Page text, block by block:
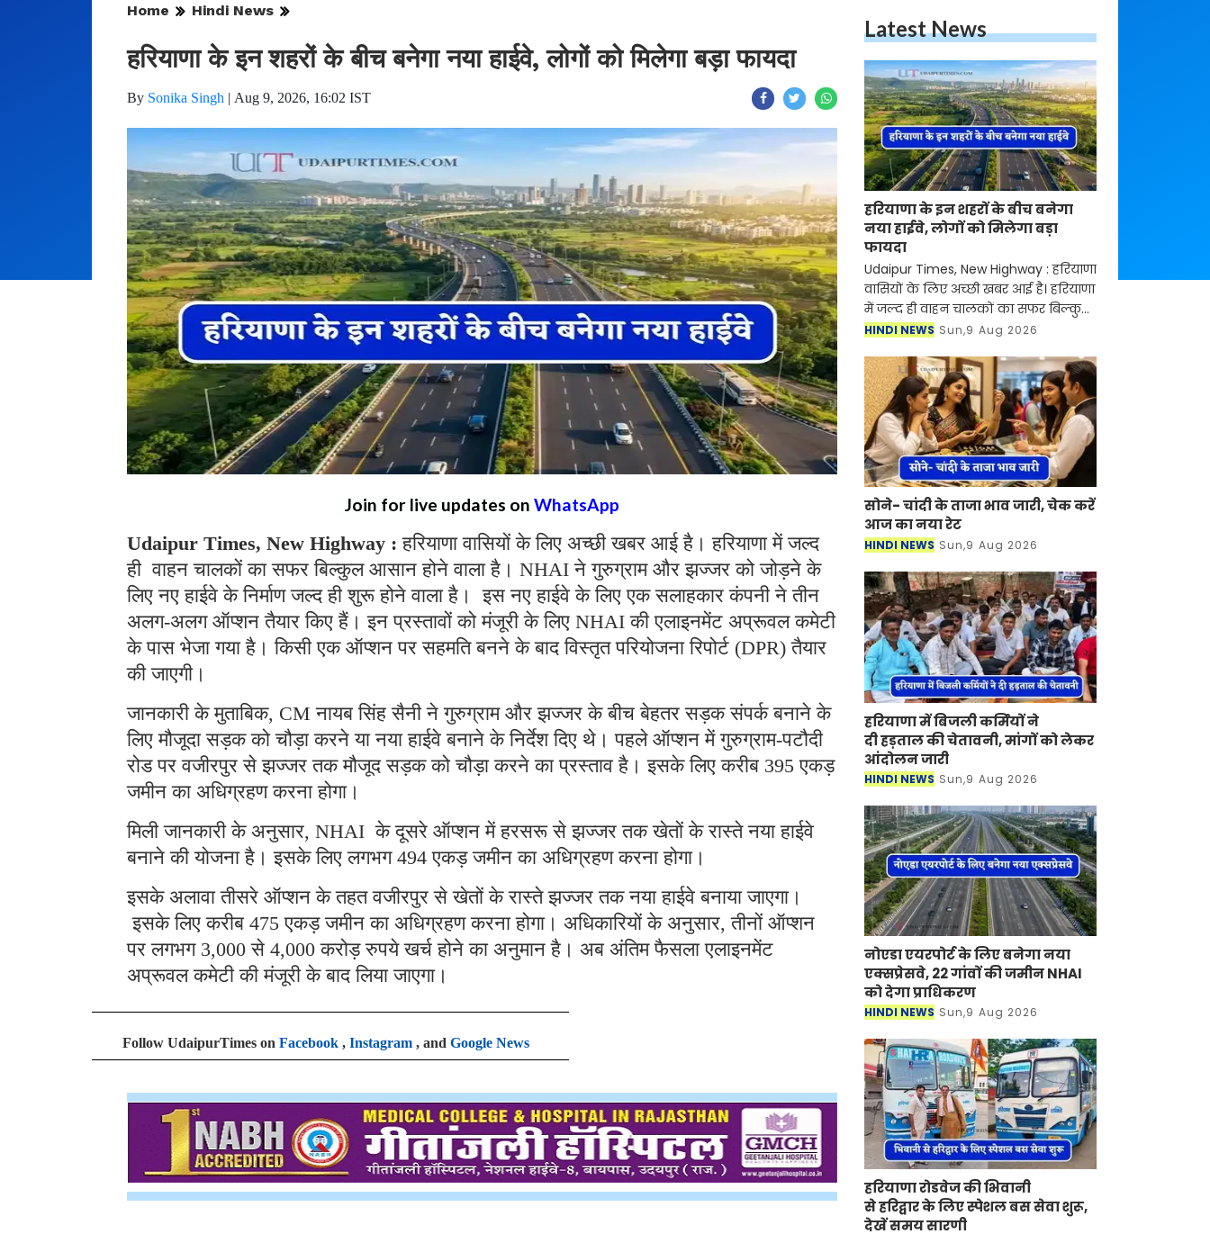
Home Hindi News
हरियाणा के इन शहरों के बीच बनेगा नया हाईवे, लोगों को मिलेगा बड़ा फायदा
By Sonika Singh | Aug 9, 2026, 16:02 IST
Join for live updates on WhatsApp
Udaipur Times, New Highway :हरियाणा वासियों के लिए अच्छी खबर आई है। हरियाणा में जल्द
ही वाहन चालकों का सफर बिल्कुल आसान होने वाला है। NHAI ने गुरुग्राम और झज्जर को जोड़ने के
लिए नए हाईवे के निर्माण जल्द ही शुरू होने वाला है। इस नए हाईवे के लिए एक सलाहकार कंपनी ने तीन
अलग-अलग ऑप्शन तैयार किए हैं। इन प्रस्तावों को मंजूरी के लिए NHAI की एलाइनमेंट अप्रूवल कमेटी
के पास भेजा गया है। किसी एक ऑप्शन पर सहमति बनने के बाद विस्तृत परियोजना रिपोर्ट (DPR) तैयार
की जाएगी।
जानकारी के मुताबिक, CM नायब सिंह सैनी ने गुरुग्राम और झज्जर के बीच बेहतर सड़क संपर्क बनाने के
लिए मौजूदा सड़क को चौड़ा करने या नया हाईवे बनाने के निर्देश दिए थे। पहले ऑप्शन में गुरुग्राम-पटौदी
रोड पर वजीरपुर से झज्जर तक मौजूद सड़क को चौड़ा करने का प्रस्ताव है। इसके लिए करीब 395 एकड़
जमीन का अधिग्रहण करना होगा।
मिली जानकारी के अनुसार, NHAI के दूसरे ऑप्शन में हरसरू से झज्जर तक खेतों के रास्ते नया हाईवे
बनाने की योजना है। इसके लिए लगभग 494 एकड़ जमीन का अधिग्रहण करना होगा।
इसके अलावा तीसरे ऑप्शन के तहत वजीरपुर से खेतों के रास्ते झज्जर तक नया हाईवे बनाया जाएगा।
इसके लिए करीब 475 एकड़ जमीन का अधिग्रहण करना होगा। अधिकारियों के अनुसार, तीनों ऑप्शन
पर लगभग 3,000 से 4,000 करोड़ रुपये खर्च होने का अनुमान है। अब अंतिम फैसला एलाइनमेंट
अप्रूवल कमेटी की मंजूरी के बाद लिया जाएगा।
Follow UdaipurTimes on Facebook , Instagram , and Google News
Latest News
हरियाणा के इन शहरों के बीच बनेगा
नया हाईवे, लोगों को मिलेगा बड़ा
फायदा
Udaipur Times, New Highway : हरियाणा
वासियों के लिए अच्छी खबर आई है। हरियाणा
में जल्द ही वाहन चालकों का सफर बिल्कुल
आसान होने वाला है। NHAI ने गुरुग्राम और
निर्माण
HINDI NEWS Sun,9 Aug 2026
सोने- चांदी के ताजा भाव जारी, चेक करें
आज का नया रेट
HINDI NEWS Sun,9 Aug 2026
हरियाणा में बिजली कर्मियों ने
दी हड़ताल की चेतावनी, मांगों को लेकर
आंदोलन जारी
HINDI NEWS Sun,9 Aug 2026
नोएडा एयरपोर्ट के लिए बनेगा नया
एक्सप्रेसवे, 22 गांवों की जमीन NHAI
को देगा प्राधिकरण
HINDI NEWS Sun,9 Aug 2026
हरियाणा रोडवेज की भिवानी
से हरिद्वार के लिए स्पेशल बस सेवा शुरू,
देखें समय सारणी